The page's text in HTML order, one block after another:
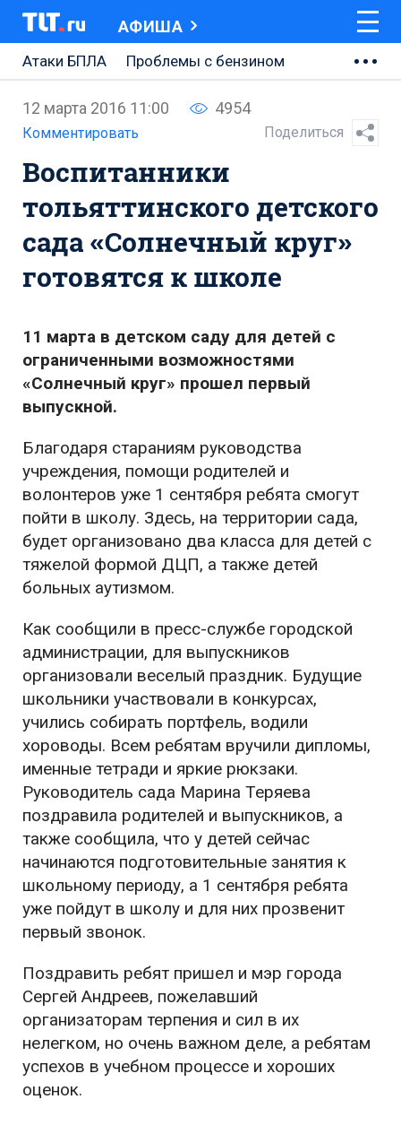
АФИША
Атаки БПЛА
Проблемы с бензином
Ремонт Центральной площади
Ремонт Обводного шоссе
Набережная Тольятти
Неделя Тольятти
12 марта 2016 11:00 4954
Комментировать Поделиться
Воспитанники
тольяттинского детского
сада «Солнечный круг»
готовятся к школе
11 марта в детском саду для детей с
ограниченными возможностями
«Солнечный круг» прошел первый
выпускной.
Благодаря стараниям руководства
учреждения, помощи родителей и
волонтеров уже 1 сентября ребята смогут
пойти в школу. Здесь, на территории сада,
будет организовано два класса для детей с
тяжелой формой ДЦП, а также детей
больных аутизмом.
Как сообщили в пресс-службе городской
администрации, для выпускников
организовали веселый праздник. Будущие
школьники участвовали в конкурсах,
учились собирать портфель, водили
хороводы. Всем ребятам вручили дипломы,
именные тетради и яркие рюкзаки.
Руководитель сада Марина Теряева
поздравила родителей и выпускников, а
также сообщила, что у детей сейчас
начинаются подготовительные занятия к
школьному периоду, а 1 сентября ребята
уже пойдут в школу и для них прозвенит
первый звонок.
Поздравить ребят пришел и мэр города
Сергей Андреев, пожелавший
организаторам терпения и сил в их
нелегком, но очень важном деле, а ребятам
успехов в учебном процессе и хороших
оценок.